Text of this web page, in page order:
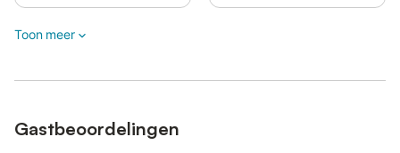
Toon meer
Gastbeoordelingen